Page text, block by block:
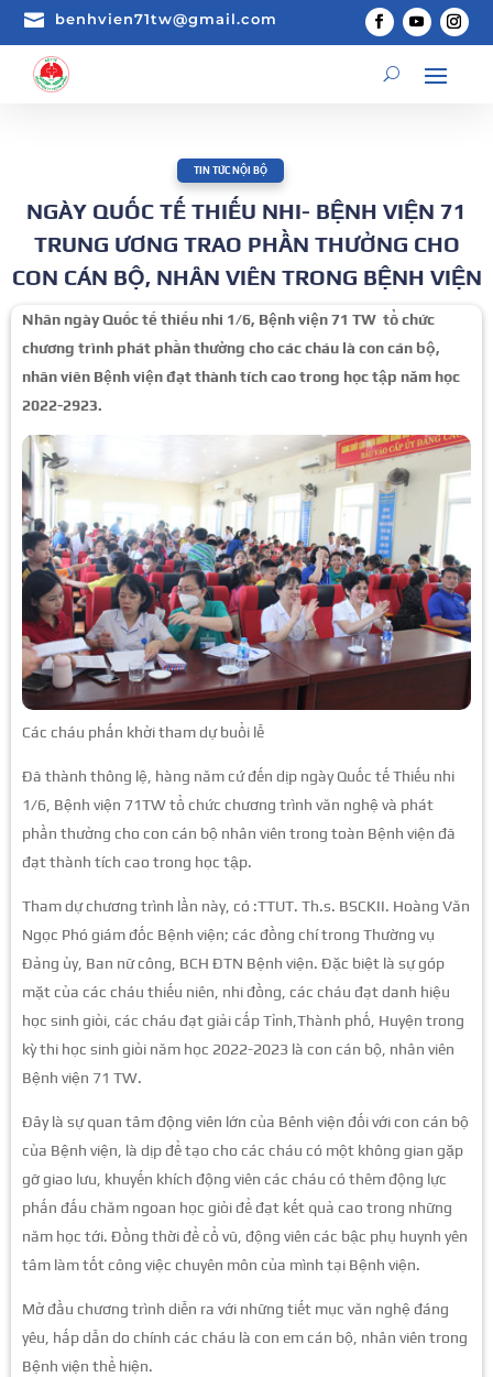
 benhvien71tw@gmail.com
TIN TỨC NỘI BỘ
NGÀY QUỐC TẾ THIẾU NHI- BỆNH VIỆN 71
TRUNG ƯƠNG TRAO PHẦN THƯỞNG CHO
CON CÁN BỘ, NHÂN VIÊN TRONG BỆNH VIỆN
Nhân ngày Quốc tế thiếu nhi 1/6, Bệnh viện 71 TW tổ chức
chương trình phát phần thưởng cho các cháu là con cán bộ,
nhân viên Bệnh viện đạt thành tích cao trong học tập năm học
2022-2923.
Các cháu phấn khởi tham dự buổi lễ
Đã thành thông lệ, hàng năm cứ đến dịp ngày Quốc tế Thiếu nhi
1/6, Bệnh viện 71TW tổ chức chương trình văn nghệ và phát
phần thưởng cho con cán bộ nhân viên trong toàn Bệnh viện đã
đạt thành tích cao trong học tập.
Tham dự chương trình lần này, có :TTUT. Th.s. BSCKII. Hoàng Văn
Ngọc Phó giám đốc Bệnh viện; các đồng chí trong Thường vụ
Đảng ủy, Ban nữ công, BCH ĐTN Bệnh viện. Đặc biệt là sự góp
mặt của các cháu thiếu niên, nhi đồng, các cháu đạt danh hiệu
học sinh giỏi, các cháu đạt giải cấp Tỉnh,Thành phố, Huyện trong
kỳ thi học sinh giỏi năm học 2022-2023 là con cán bộ, nhân viên
Bệnh viện 71 TW.
Đây là sự quan tâm động viên lớn của Bênh viện đối với con cán bộ
của Bệnh viện, là dịp để tạo cho các cháu có một không gian gặp
gỡ giao lưu, khuyến khích động viên các cháu có thêm động lực
phấn đấu chăm ngoan học giỏi để đạt kết quả cao trong những
năm học tới. Đồng thời để cổ vũ, động viên các bậc phụ huynh yên
tâm làm tốt công việc chuyên môn của mình tại Bệnh viện.
Mở đầu chương trình diễn ra với những tiết mục văn nghệ đáng
yêu, hấp dẫn do chính các cháu là con em cán bộ, nhân viên trong
Bệnh viện thể hiện.